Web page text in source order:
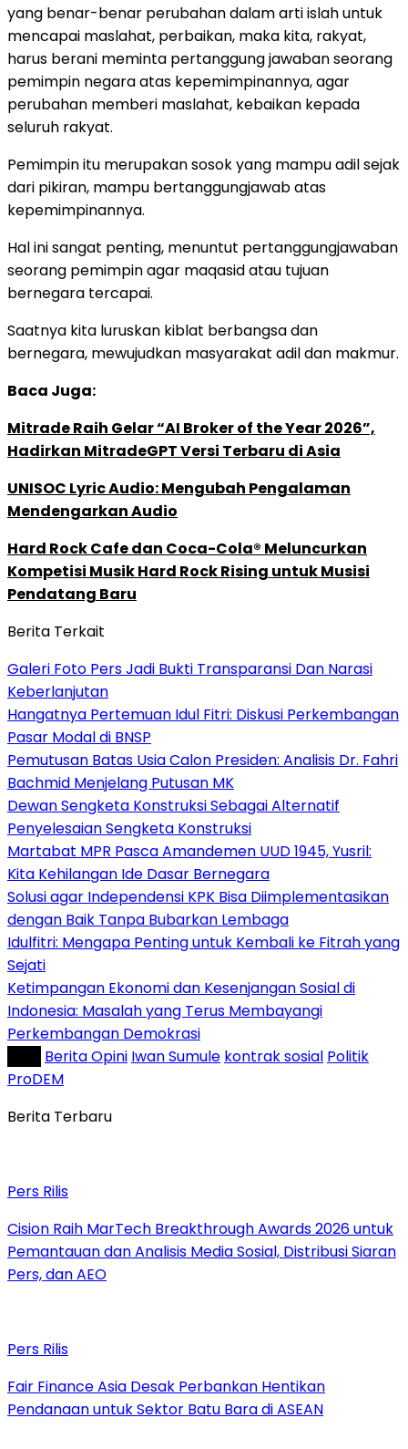
yang benar-benar perubahan dalam arti islah untuk
mencapai maslahat, perbaikan, maka kita, rakyat,
harus berani meminta pertanggung jawaban seorang
pemimpin negara atas kepemimpinannya, agar
perubahan memberi maslahat, kebaikan kepada
seluruh rakyat.
Pemimpin itu merupakan sosok yang mampu adil sejak
dari pikiran, mampu bertanggungjawab atas
kepemimpinannya.
Hal ini sangat penting, menuntut pertanggungjawaban
seorang pemimpin agar maqasid atau tujuan
bernegara tercapai.
Saatnya kita luruskan kiblat berbangsa dan
bernegara, mewujudkan masyarakat adil dan makmur.
Baca Juga:
Mitrade Raih Gelar “AI Broker of the Year 2026”,
Hadirkan MitradeGPT Versi Terbaru di Asia
UNISOC Lyric Audio: Mengubah Pengalaman
Mendengarkan Audio
Hard Rock Cafe dan Coca-Cola® Meluncurkan
Kompetisi Musik Hard Rock Rising untuk Musisi
Pendatang Baru
Berita Terkait
Galeri Foto Pers Jadi Bukti Transparansi Dan Narasi
Keberlanjutan
Hangatnya Pertemuan Idul Fitri: Diskusi Perkembangan
Pasar Modal di BNSP
Pemutusan Batas Usia Calon Presiden: Analisis Dr. Fahri
Bachmid Menjelang Putusan MK
Dewan Sengketa Konstruksi Sebagai Alternatif
Penyelesaian Sengketa Konstruksi
Martabat MPR Pasca Amandemen UUD 1945, Yusril:
Kita Kehilangan Ide Dasar Bernegara
Solusi agar Independensi KPK Bisa Diimplementasikan
dengan Baik Tanpa Bubarkan Lembaga
Idulfitri: Mengapa Penting untuk Kembali ke Fitrah yang
Sejati
Ketimpangan Ekonomi dan Kesenjangan Sosial di
Indonesia: Masalah yang Terus Membayangi
Perkembangan Demokrasi
Berita Opini Iwan Sumule kontrak sosial Politik
ProDEM
Berita Terbaru
Pers Rilis
Cision Raih MarTech Breakthrough Awards 2026 untuk
Pemantauan dan Analisis Media Sosial, Distribusi Siaran
Pers, dan AEO
Pers Rilis
Fair Finance Asia Desak Perbankan Hentikan
Pendanaan untuk Sektor Batu Bara di ASEAN